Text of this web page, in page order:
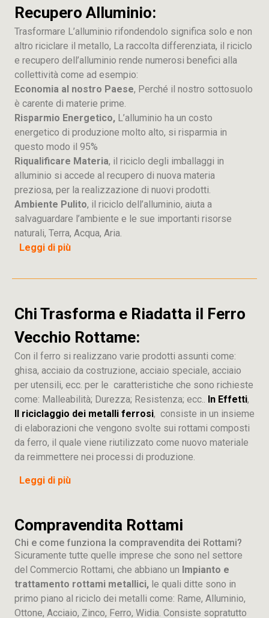
Recupero Alluminio:
Trasformare L’alluminio rifondendolo significa solo e non
altro riciclare il metallo, La raccolta differenziata, il riciclo
e recupero dell’alluminio rende numerosi benefici alla
collettività come ad esempio:
Economia al nostro Paese, Perché il nostro sottosuolo
è carente di materie prime.
Risparmio Energetico, L’alluminio ha un costo
energetico di produzione molto alto, si risparmia in
questo modo il 95%
Riqualificare Materia, il riciclo degli imballaggi in
alluminio si accede al recupero di nuova materia
preziosa, per la realizzazione di nuovi prodotti.
Ambiente Pulito, il riciclo dell’alluminio, aiuta a
salvaguardare l’ambiente e le sue importanti risorse
naturali, Terra, Acqua, Aria.
Leggi di più
Chi Trasforma e Riadatta il Ferro
Vecchio Rottame:
Con il ferro si realizzano varie prodotti assunti come:
ghisa, acciaio da costruzione, acciaio speciale, acciaio
per utensili, ecc. per le caratteristiche che sono richieste
come: Malleabilità; Durezza; Resistenza; ecc.. In Effetti,
Il riciclaggio dei metalli ferrosi, consiste in un insieme
di elaborazioni che vengono svolte sui rottami composti
da ferro, il quale viene riutilizzato come nuovo materiale
da reimmettere nei processi di produzione.
Leggi di più
Compravendita Rottami
Chi e come funziona la compravendita dei Rottami?
Sicuramente tutte quelle imprese che sono nel settore
del Commercio Rottami, che abbiano un Impianto e
trattamento rottami metallici, le quali ditte sono in
primo piano al riciclo dei metalli come: Rame, Alluminio,
Ottone, Acciaio, Zinco, Ferro, Widia. Consiste sopratutto